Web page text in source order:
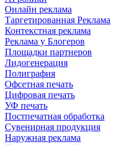
Онлайн реклама
Таргетированная Реклама
Контекстная реклама
Реклама у Блогеров
Площадки партнеров
Лидогенерация
Полиграфия
Офсетная печать
Цифровая печать
УФ печать
Постпечатная обработка
Сувенирная продукция
Наружная реклама